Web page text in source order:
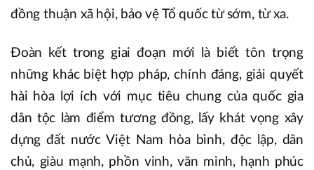
đồng thuận xã hội, bảo vệ Tổ quốc từ sớm, từ xa.
Đoàn kết trong giai đoạn mới là biết tôn trọng
những khác biệt hợp pháp, chính đáng, giải quyết
hài hòa lợi ích với mục tiêu chung của quốc gia
dân tộc làm điểm tương đồng, lấy khát vọng xây
dựng đất nước Việt Nam hòa bình, độc lập, dân
chủ, giàu mạnh, phồn vinh, văn minh, hạnh phúc